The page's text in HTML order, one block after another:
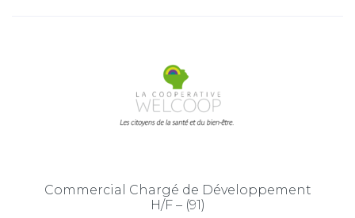
Commercial Chargé de Développement
H/F – (91)